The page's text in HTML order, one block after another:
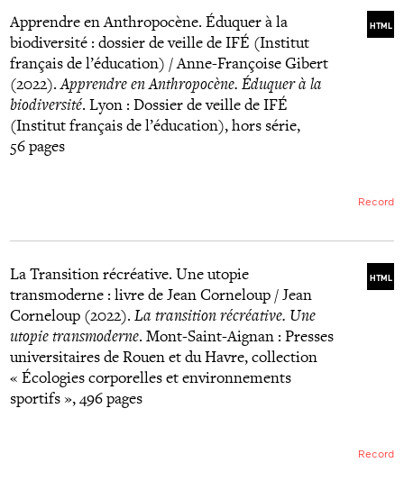
HTML
Apprendre en Anthropocène. Éduquer à la
biodiversité : dossier de veille de IFÉ (Institut
français de l’éducation) / Anne-Françoise Gibert
(2022).Apprendre en Anthropocène. Éduquer à la
biodiversité. Lyon : Dossier de veille de IFÉ
(Institut français de l’éducation), hors série,
56 pages
Record
HTML
La Transition récréative. Une utopie
transmoderne : livre de Jean Corneloup / Jean
Corneloup (2022). La transition récréative. Une
utopie transmoderne. Mont-Saint-Aignan : Presses
universitaires de Rouen et du Havre, collection
« Écologies corporelles et environnements
sportifs », 496 pages
Record